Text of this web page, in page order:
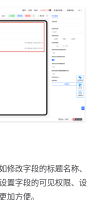
修改字段的标题名称、
置字段的可见权限、设
加方便。